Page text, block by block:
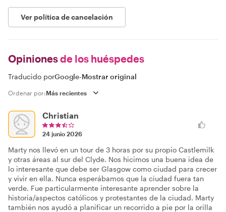
Ver política de cancelación
Opinionesde los huéspedes
Traducido porGoogle-Mostrar original
Ordenar por:
Christian
24 junio 2026
Marty nos llevó en un tour de 3 horas por su propio Castlemilk
y otras áreas al sur del Clyde. Nos hicimos una buena idea de
lo interesante que debe ser Glasgow como ciudad para crecer
y vivir en ella. Nunca esperábamos que la ciudad fuera tan
verde. Fue particularmente interesante aprender sobre la
historia/aspectos católicos y protestantes de la ciudad. Marty
también nos ayudó a planificar un recorrido a pie por la orilla